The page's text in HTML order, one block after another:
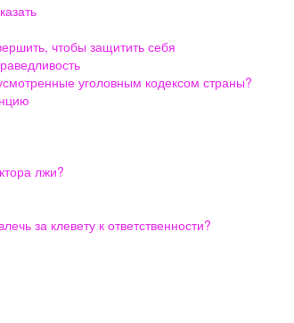
чтобы защитить себя
уголовным кодексом страны?
лжи?
за клевету к ответственности?